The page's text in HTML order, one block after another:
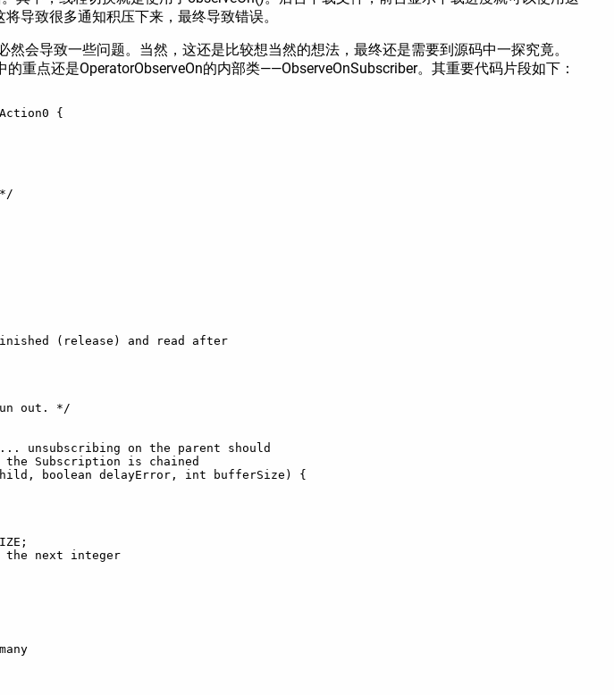
导致很多通知积压下来，最终导致错误。
会导致一些问题。当然，这还是比较想当然的想法，最终还是需要到源码中一探究竟。
重点还是OperatorObserveOn的内部类——ObserveOnSubscriber。其重要代码片段如下：
{
(release) and read after
out. */
unsubscribing on the parent should
Subscription is chained
boolean delayError, int bufferSize) {
the next integer